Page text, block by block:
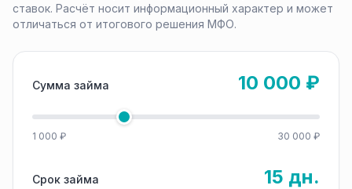
ставок. Расчёт носит информационный характер и может
отличаться от итогового решения МФО.
Сумма займа 10 000 ₽
1 000 ₽ 30 000 ₽
Срок займа 15 дн.